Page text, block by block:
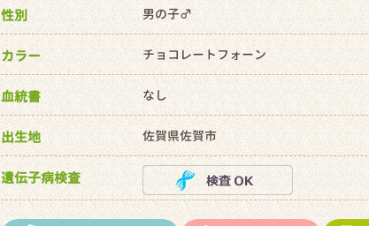
性別 男の子♂
カラー チョコレートフォーン
血統書 なし
出生地 佐賀県佐賀市
遺伝子病検査